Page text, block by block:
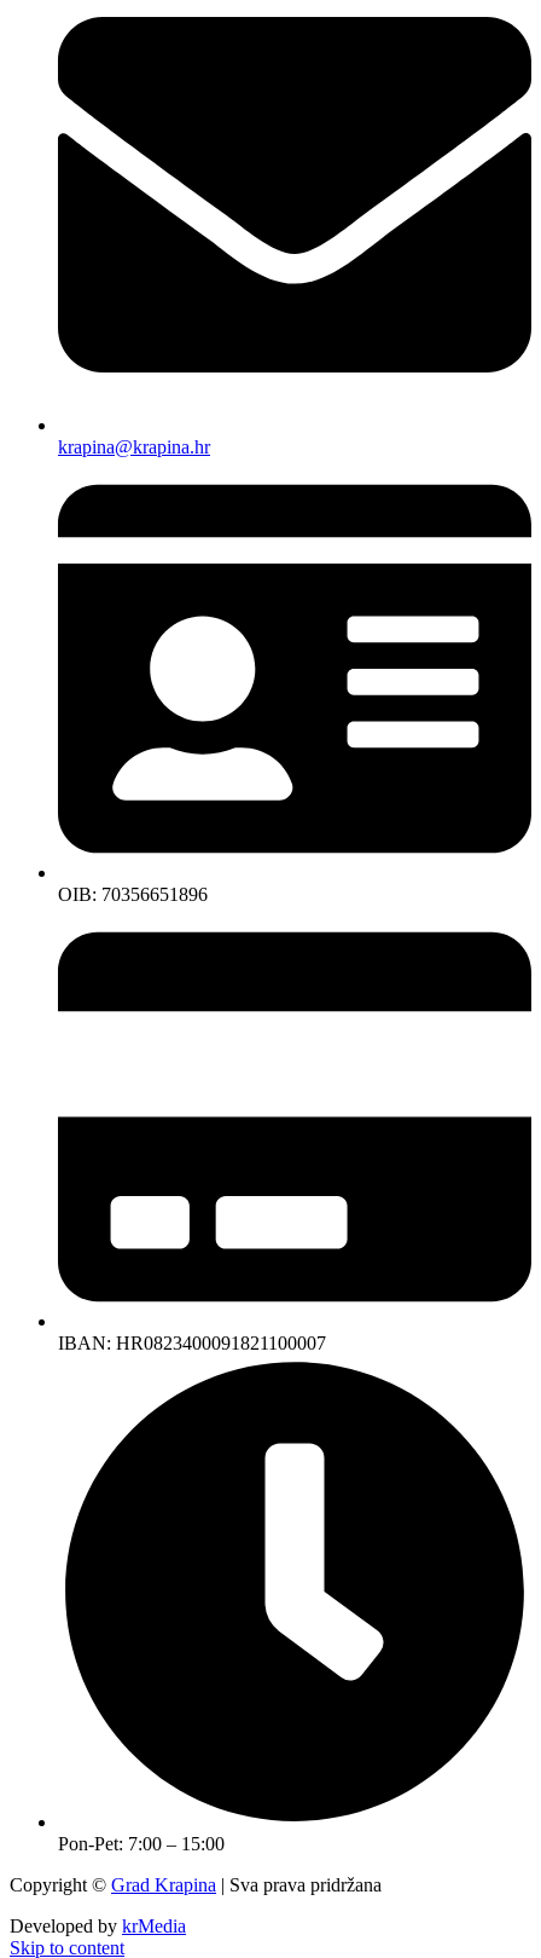
krapina@krapina.hr
OIB: 70356651896
IBAN: HR0823400091821100007
Pon-Pet: 7:00 – 15:00
Copyright © Grad Krapina | Sva prava pridržana
Developed by krMedia
Skip to content